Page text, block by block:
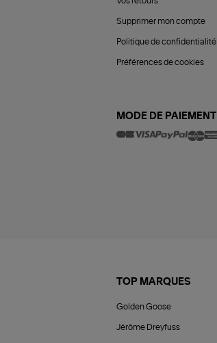
Supprimer mon compte
Politique de confidentialité
Préférences de cookies
MODE DE PAIEMENT
TOP MARQUES
Golden Goose
Jérôme Dreyfuss